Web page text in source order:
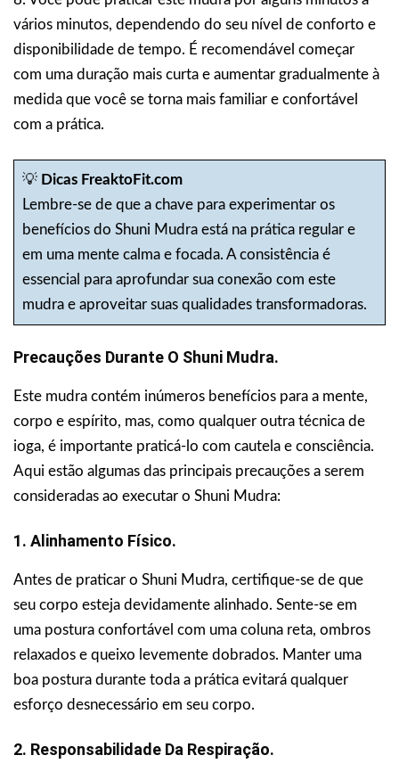
vários minutos, dependendo do seu nível de conforto e
disponibilidade de tempo. É recomendável começar
com uma duração mais curta e aumentar gradualmente à
medida que você se torna mais familiar e confortável
com a prática.
💡 Dicas FreaktoFit.com
Lembre-se de que a chave para experimentar os
benefícios do Shuni Mudra está na prática regular e
em uma mente calma e focada. A consistência é
essencial para aprofundar sua conexão com este
mudra e aproveitar suas qualidades transformadoras.
Precauções Durante O Shuni Mudra.
Este mudra contém inúmeros benefícios para a mente,
corpo e espírito, mas, como qualquer outra técnica de
ioga, é importante praticá-lo com cautela e consciência.
Aqui estão algumas das principais precauções a serem
consideradas ao executar o Shuni Mudra:
1. Alinhamento Físico.
Antes de praticar o Shuni Mudra, certifique-se de que
seu corpo esteja devidamente alinhado. Sente-se em
uma postura confortável com uma coluna reta, ombros
relaxados e queixo levemente dobrados. Manter uma
boa postura durante toda a prática evitará qualquer
esforço desnecessário em seu corpo.
2. Responsabilidade Da Respiração.